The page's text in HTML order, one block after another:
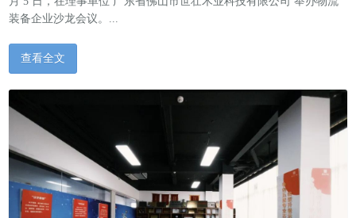
装备企业沙龙会议。...
查看全文